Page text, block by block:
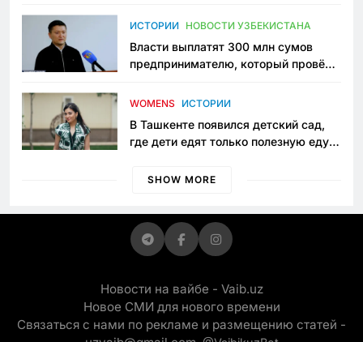
пространство
ИСТОРИИ НОВОСТИ УЗБЕКИСТАНА
Власти выплатят 300 млн сумов
предпринимателю, который провёл
приговору
WOMENS ИСТОРИИ
В Ташкенте появился детский сад,
где дети едят только полезную еду.
просить «кашу без сахара»
SHOW MORE
Новости на вайбе - Vaib.uz
Новое СМИ для нового времени
Связаться с нами по рекламе и размещению статей -